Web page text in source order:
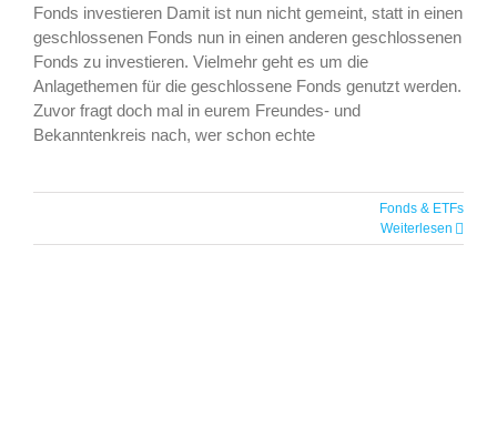
Fonds investieren Damit ist nun nicht gemeint, statt in einen
geschlossenen Fonds nun in einen anderen geschlossenen
Fonds zu investieren. Vielmehr geht es um die
Anlagethemen für die geschlossene Fonds genutzt werden.
Zuvor fragt doch mal in eurem Freundes- und
Bekanntenkreis nach, wer schon echte
Fonds & ETFs
Weiterlesen